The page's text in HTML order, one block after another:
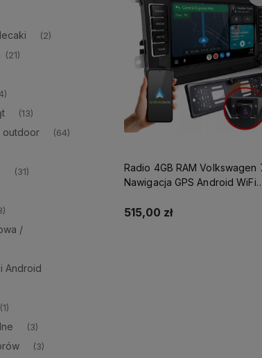
(2)
(21)
(13)
outdoor (64)
(31)
/
Android
(1)
(3)
(3)
Radio 4GB RAM Volkswagen
Nawigacja GPS Android WiFi
515,00 zł